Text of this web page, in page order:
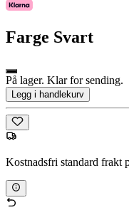
Farge Svart
På lager. Klar for sending.
Legg i handlekurv
Kostnadsfri standard frakt